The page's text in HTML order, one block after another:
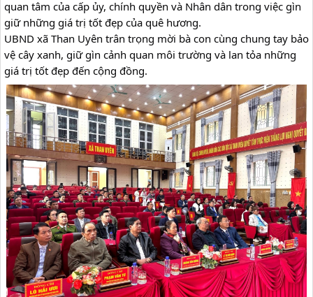
quan tâm của cấp ủy, chính quyền và Nhân dân trong việc gìn
giữ những giá trị tốt đẹp của quê hương.
UBND xã Than Uyên trân trọng mời bà con cùng chung tay bảo
vệ cây xanh, giữ gìn cảnh quan môi trường và lan tỏa những
giá trị tốt đẹp đến cộng đồng.